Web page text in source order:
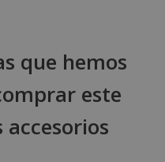
que hemos
este